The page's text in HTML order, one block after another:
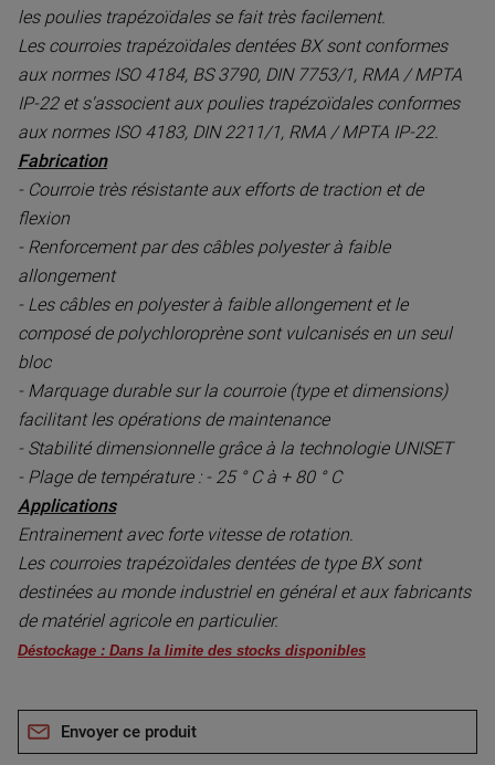
les poulies trapézoïdales se fait très facilement.
Les courroies trapézoïdales dentées BX sont conformes
aux normes ISO 4184, BS 3790, DIN 7753/1, RMA / MPTA
IP-22 et s'associent aux poulies trapézoïdales conformes
aux normes ISO 4183, DIN 2211/1, RMA / MPTA IP-22.
Fabrication
- Courroie très résistante aux efforts de traction et de
flexion
- Renforcement par des câbles polyester à faible
allongement
- Les câbles en polyester à faible allongement et le
composé de polychloroprène sont vulcanisés en un seul
bloc
- Marquage durable sur la courroie (type et dimensions)
facilitant les opérations de maintenance
- Stabilité dimensionnelle grâce à la technologie UNISET
- Plage de température : - 25 ° C à + 80 ° C
Applications
Entrainement avec forte vitesse de rotation.
Les courroies trapézoïdales dentées de type BX sont
destinées au monde industriel en général et aux fabricants
de matériel agricole en particulier.
Déstockage : Dans la limite des stocks disponibles
Envoyer ce produit